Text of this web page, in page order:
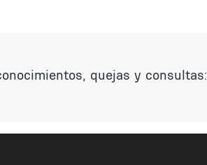
quejas y consultas: